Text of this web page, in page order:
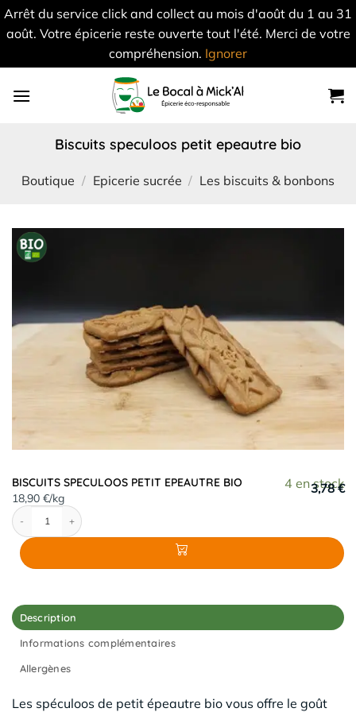
Arrêt du service click and collect au mois d'août du 1 au 31
août. Votre épicerie reste ouverte tout l'été. Merci de votre
compréhension. Ignorer
biscuits speculoos petit epeautre bio
Boutique / Epicerie sucrée / Les biscuits & bonbons
4 en stock
BISCUITS SPECULOOS PETIT EPEAUTRE BIO
18,90 €/kg
3,78 €
quantité de BISCUITS SPECULOOS PETIT EPEAUTRE BIO
Description
Informations complémentaires
Allergènes
Les spéculoos de petit épeautre bio vous offre le goût